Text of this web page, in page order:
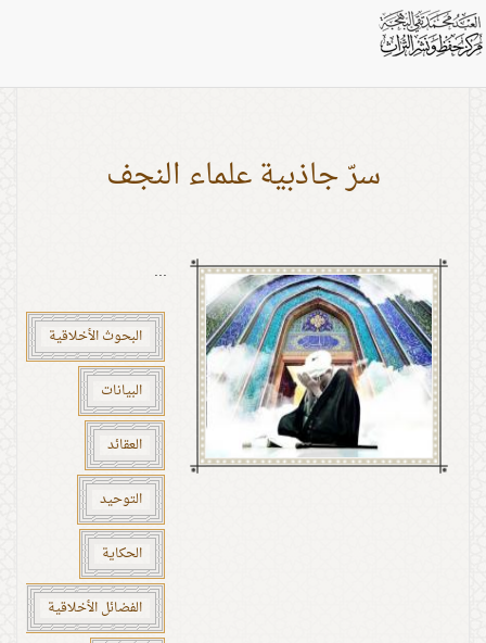
بطاقات: الجبر و الإختيار
سرّ جاذبية علماء النجف
...
البحوث الأخلاقية
البيانات
العقائد
التوحيد
الحكاية
الفضائل الأخلاقية